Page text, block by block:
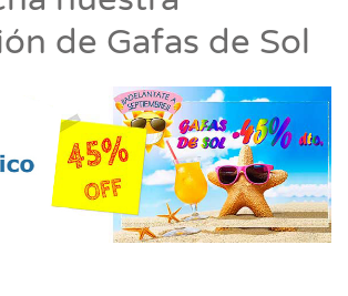
de Gafas de Sol